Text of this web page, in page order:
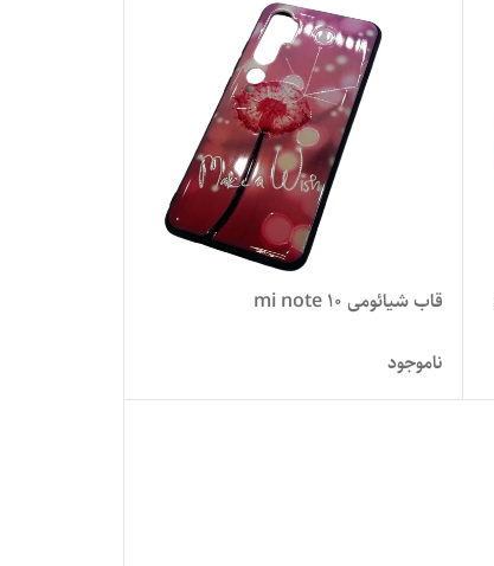
قاب شیائومی mi note 10
ناموجود